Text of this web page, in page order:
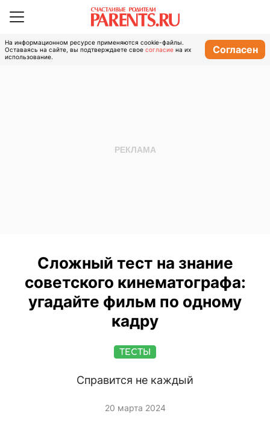
На информационном ресурсе применяются cookie-файлы.
Оставаясь на сайте, вы подтверждаете свое согласие на их
использование.
Согласен
Сложный тест на знание
советского кинематографа:
угадайте фильм по одному
кадру
ТЕСТЫ
Справится не каждый
20 марта 2024